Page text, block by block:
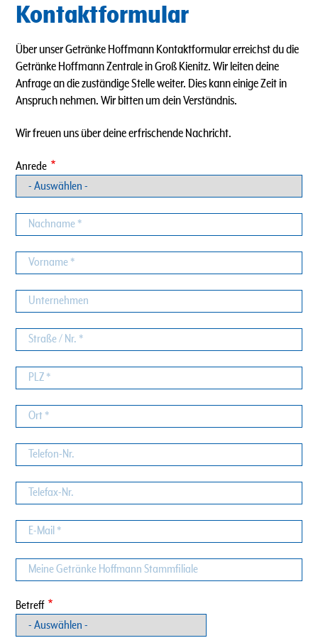
Kontaktformular
Über unser Getränke Hoffmann Kontaktformular erreichst du die
Getränke Hoffmann Zentrale in Groß Kienitz. Wir leiten deine
Anfrage an die zuständige Stelle weiter. Dies kann einige Zeit in
Anspruch nehmen. Wir bitten um dein Verständnis.
Wir freuen uns über deine erfrischende Nachricht.
Anrede
Nachname
Vorname
Unternehmen
Straße
/
Nr.
PLZ
Ort
Telefon-
Nr.
Telefax-
Nr.
Mail
Meine
Getränke
Hoffmann
Stammfiliale
Betreff